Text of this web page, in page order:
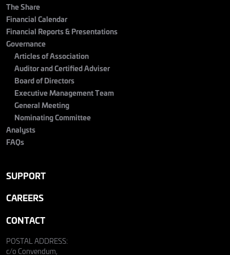
The Share
Financial Calendar
Financial Reports & Presentations
Governance
Articles of Association
Auditor and Certified Adviser
Board of Directors
Executive Management Team
General Meeting
Nominating Committee
Analysts
FAQs
SUPPORT
CAREERS
CONTACT
POSTAL ADDRESS:
c/o Convendum,